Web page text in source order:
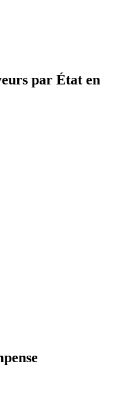
par État en